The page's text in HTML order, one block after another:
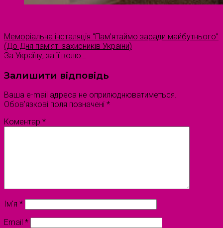
Меморіальна інсталяція “Пам’ятаймо заради майбутнього”
(До Дня пам’яті захисників України)
За Україну, за її волю…
Залишити відповідь
Ваша e-mail адреса не оприлюднюватиметься.
Обов’язкові поля позначені *
Коментар *
Ім'я *
Email *